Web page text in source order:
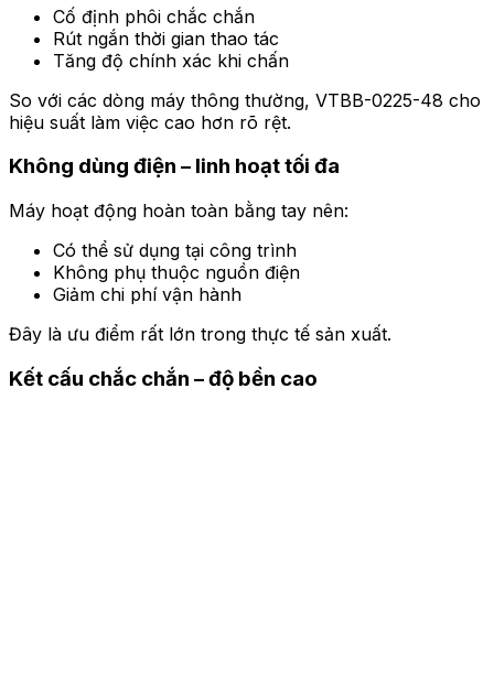
Cố định phôi chắc chắn
Rút ngắn thời gian thao tác
Tăng độ chính xác khi chấn
So với các dòng máy thông thường, VTBB-0225-48 cho
hiệu suất làm việc cao hơn rõ rệt.
Không dùng điện – linh hoạt tối đa
Máy hoạt động hoàn toàn bằng tay nên:
Có thể sử dụng tại công trình
Không phụ thuộc nguồn điện
Giảm chi phí vận hành
Đây là ưu điểm rất lớn trong thực tế sản xuất.
Kết cấu chắc chắn – độ bền cao